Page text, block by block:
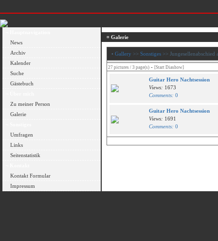
News
Archiv
Kalender
Suche
Gästebuch
Zu meiner Person
Galerie
Umfragen
Links
Seitenstatistik
Kontakt Formular
Impressum
¤ Galerie
• Gallery >> Sonstiges >> Jungesellenabschied
27 pictures / 3 page(s) - [Start Diashow]
Guitar Hero Nachtsession
Views: 1673
Comments: 0
Guitar Hero Nachtsession
Views: 1691
Comments: 0